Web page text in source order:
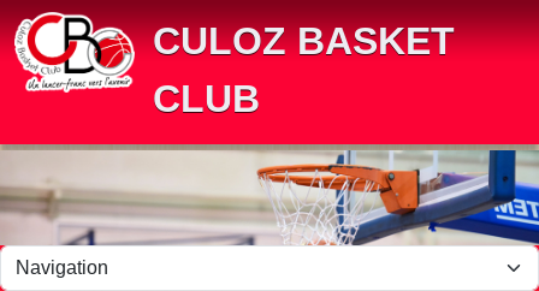
CULOZ BASKET
CLUB
Panneau de gestion des cookies